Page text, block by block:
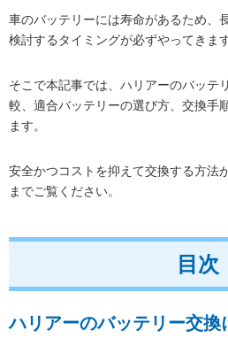
車のバッテリーには寿命があるため、
検討するタイミングが必ずやってきます
そこで本記事では、ハリアーのバッテ
較、適合バッテリーの選び方、交換手
ます。
安全かつコストを抑えて交換する方法
までご覧ください。
目次
ハリアーのバッテリー交換